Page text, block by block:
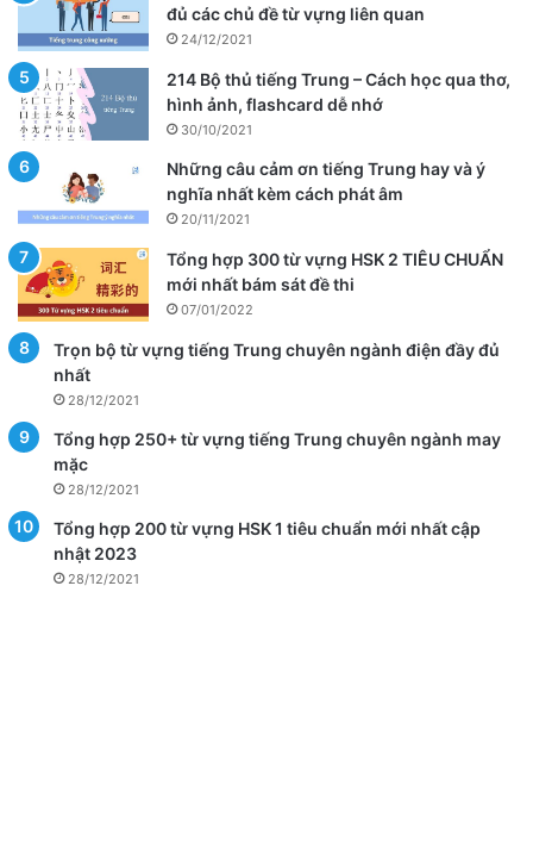
đủ các chủ đề từ vựng liên quan
24/12/2021
214 Bộ thủ tiếng Trung – Cách học qua thơ,
hình ảnh, flashcard dễ nhớ
30/10/2021
Những câu cảm ơn tiếng Trung hay và ý
nghĩa nhất kèm cách phát âm
20/11/2021
Tổng hợp 300 từ vựng HSK 2 TIÊU CHUẨN
mới nhất bám sát đề thi
07/01/2022
Trọn bộ từ vựng tiếng Trung chuyên ngành điện đầy đủ
nhất
28/12/2021
Tổng hợp 250+ từ vựng tiếng Trung chuyên ngành may
mặc
28/12/2021
Tổng hợp 200 từ vựng HSK 1 tiêu chuẩn mới nhất cập
nhật 2023
28/12/2021